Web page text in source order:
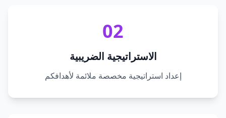
02
الاستراتيجية الضريبية
إعداد استراتيجية مخصصة ملائمة لأهدافكم